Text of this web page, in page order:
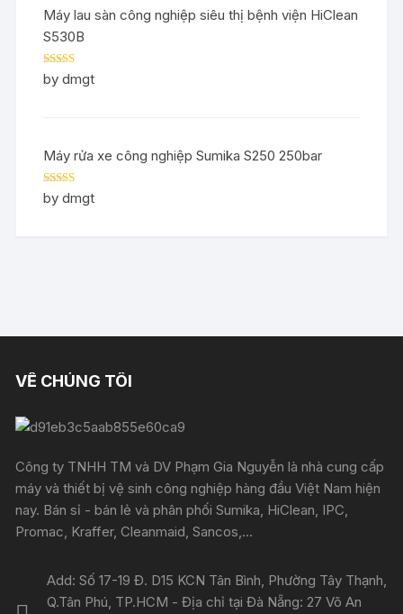
Máy lau sàn công nghiệp siêu thị bệnh viện HiClean
S530B
Rated5out
of 5
by dmgt
Máy rửa xe công nghiệp Sumika S250 250bar
Rated5out
of 5
by dmgt
VỀ CHÚNG TÔI
Công ty TNHH TM và DV Phạm Gia Nguyễn là nhà cung cấp
máy và thiết bị vệ sinh công nghiệp hàng đầu Việt Nam hiện
nay. Bán sỉ - bán lẻ và phân phối Sumika, HiClean, IPC,
Promac, Kraffer, Cleanmaid, Sancos,...
Add: Số 17-19 Đ. D15 KCN Tân Bình, Phường Tây Thạnh,
Q.Tân Phú, TP.HCM - Địa chỉ tại Đà Nẵng: 27 Võ An